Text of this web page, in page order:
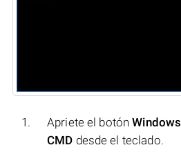
Apriete el botónWindows
CMD desde el teclado.